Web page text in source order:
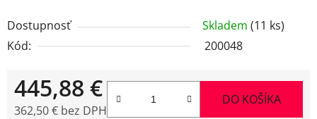
Dostupnosť Skladem (11 ks)
Kód:
200048
445,88 €
362,50 € bez DPH
DO KOŠÍKA